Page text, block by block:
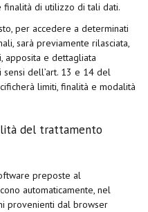
di utilizzo di tali dati.
per accedere a determinati
sarà previamente rilasciata,
apposita e dettagliata
dell’art. 13 e 14 del
limiti, finalità e modalità
del trattamento
preposte al
automaticamente, nel
provenienti dal browser